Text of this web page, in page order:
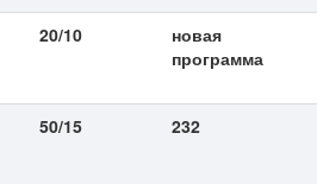
20/10
новая
программа
50/15 232